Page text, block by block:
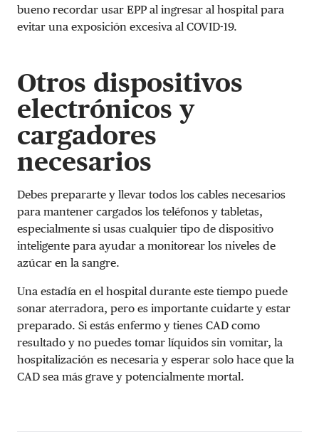
bueno recordar usar EPP al ingresar al hospital para
evitar una exposición excesiva al COVID-19.
Otros dispositivos
electrónicos y
cargadores
necesarios
Debes prepararte y llevar todos los cables necesarios
para mantener cargados los teléfonos y tabletas,
especialmente si usas cualquier tipo de dispositivo
inteligente para ayudar a monitorear los niveles de
azúcar en la sangre.
Una estadía en el hospital durante este tiempo puede
sonar aterradora, pero es importante cuidarte y estar
preparado. Si estás enfermo y tienes CAD como
resultado y no puedes tomar líquidos sin vomitar, la
hospitalización es necesaria y esperar solo hace que la
CAD sea más grave y potencialmente mortal.